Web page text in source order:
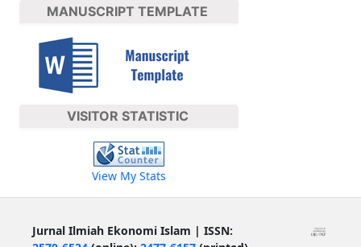
MANUSCRIPT TEMPLATE
VISITOR STATISTIC
View My Stats
Jurnal Ilmiah Ekonomi Islam | ISSN: